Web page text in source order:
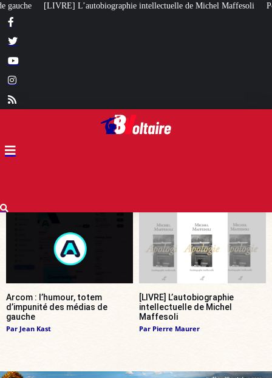
de Michel Maffesoli Pour regagner son influence en Afrique, le
Arcom : l’humour, totem
d’impunité des médias de
gauche
Par Jean Kast
[LIVRE] L’autobiographie
intellectuelle de Michel
Maffesoli
Par Pierre Maurer